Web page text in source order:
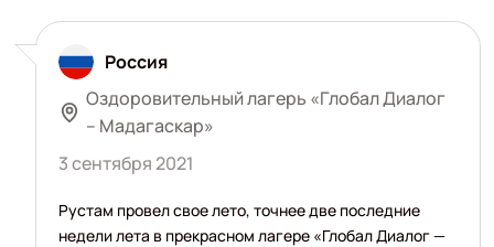
Россия
Оздоровительный лагерь «Глобал Диалог
– Мадагаскар»
3 сентября 2021
Рустам провел свое лето, точнее две последние
недели лета в прекрасном лагере «Глобал Диалог —